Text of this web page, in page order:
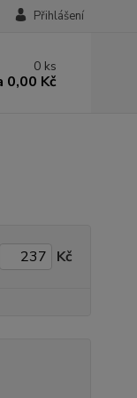
Přihlášení
0 ks
0,00 Kč
Kč